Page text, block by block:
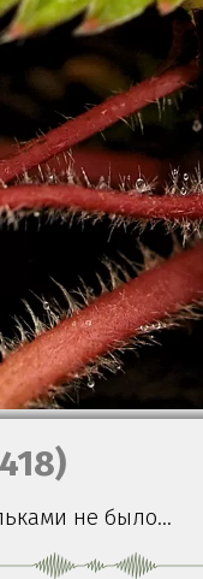
не было…